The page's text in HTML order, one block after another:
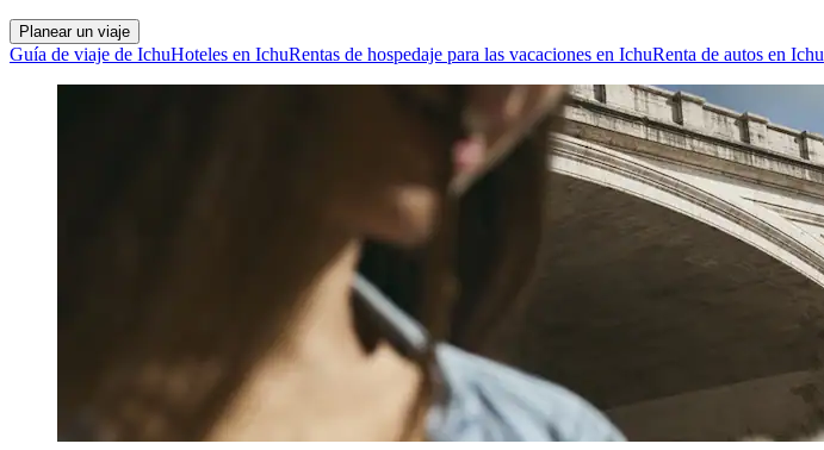
Planear un viaje
Guía de viaje de IchuHoteles en IchuRentas de hospedaje para las vacaciones en IchuRenta de autos en Ichu